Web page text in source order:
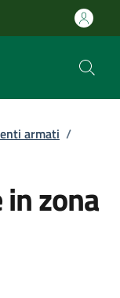
armati /
zona